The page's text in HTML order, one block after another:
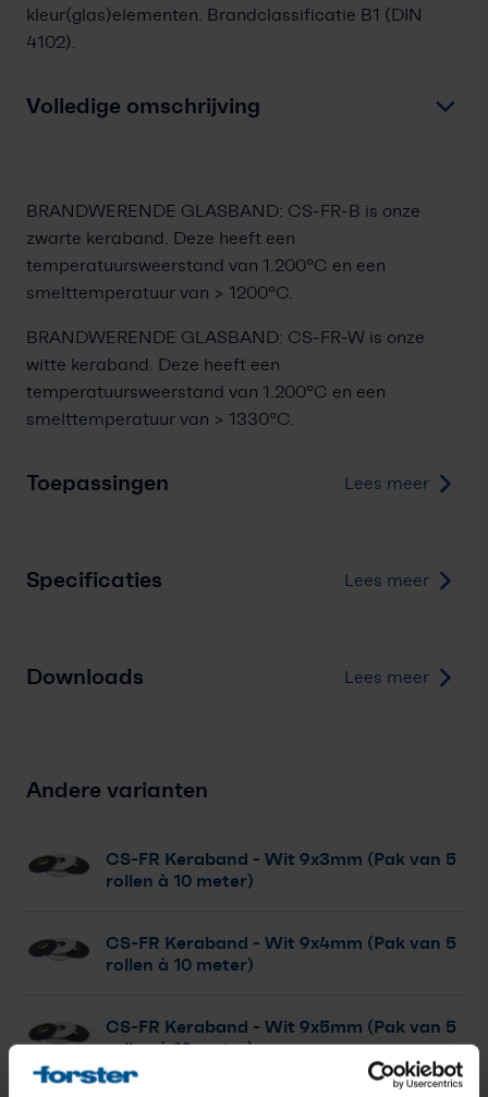
kleur(glas)elementen. Brandclassificatie B1 (DIN
4102).
Volledige omschrijving
BRANDWERENDE GLASBAND: CS-FR-B is onze
zwarte keraband. Deze heeft een
temperatuursweerstand van 1.200°C en een
smelttemperatuur van > 1200°C.
BRANDWERENDE GLASBAND: CS-FR-W is onze
witte keraband. Deze heeft een
temperatuursweerstand van 1.200°C en een
smelttemperatuur van > 1330°C.
Toepassingen Lees meer
Specificaties Lees meer
Downloads Lees meer
Andere varianten
CS-FR Keraband - Wit 9x3mm (Pak van 5
rollen à 10 meter)
CS-FR Keraband - Wit 9x4mm (Pak van 5
rollen à 10 meter)
CS-FR Keraband - Wit 9x5mm (Pak van 5
rollen à 10 meter)